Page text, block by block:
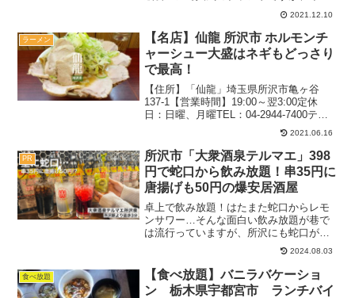
できるお店は塩パン、カレーパン、メロ
ンパンなど様々なパンが並ぶ総合ベーカ
リーとのこと♪新名物が登場の予感がする
ので、最新情報を...
2021.12.10
ラーメン
【名店】仙龍 所沢市 ホルモンチ
ャーシュー大盛はネギもどっさり
で最高！
【住所】「仙龍」埼玉県所沢市亀ヶ谷
137-1【営業時間】19:00～翌3:00定休
日：日曜、月曜TEL：04-2944-7400テー
ブル席有り駐車場：あり2021.1月（緊急
事態宣言前）：21時過ぎ待ちなしコロナ
の影響で営業時間などの変更が...
2021.06.16
PR
所沢市「大衆酒泉テルマエ」398
円で蛇口から飲み放題！串35円に
唐揚げも50円の爆安居酒屋
卓上で飲み放題！はたまた蛇口からレモ
ンサワー…そんな面白い飲み放題が巷で
は流行っていますが、所沢にも蛇口がた
くさんあり『ひねり蛇口ハイ 大衆酒泉テ
ルマエ所沢泉』を知っていますか？この
日はSNSでも話題になった飲み放題にフ
ルーツグラスが加わっ...
2024.08.03
食べ放題
【食べ放題】バニラバケーショ
ン 栃木県宇都宮市 ランチバイ